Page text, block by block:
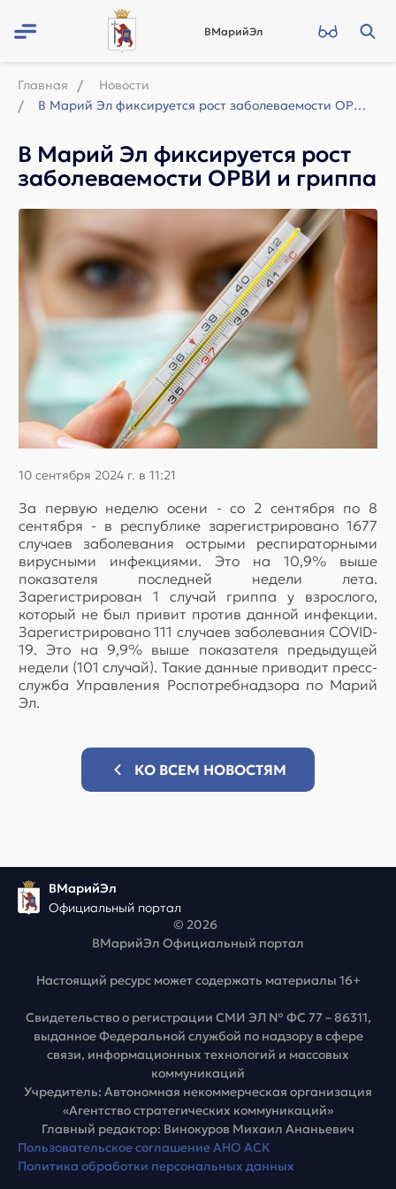
ВМарийЭл
Главная
Новости
В Марий Эл фиксируется рост заболеваемости ОРВИ и гриппа
В Марий Эл фиксируется рост
заболеваемости ОРВИ и гриппа
10 сентября 2024 г. в 11:21
За первую неделю осени - со 2 сентября по 8
сентября - в республике зарегистрировано 1677
случаев заболевания острыми респираторными
вирусными инфекциями. Это на 10,9% выше
показателя последней недели лета.
Зарегистрирован 1 случай гриппа у взрослого,
который не был привит против данной инфекции.
Зарегистрировано 111 случаев заболевания COVID-
19. Это на 9,9% выше показателя предыдущей
недели (101 случай). Такие данные приводит пресс-
служба Управления Роспотребнадзора по Марий
Эл.
КО ВСЕМ НОВОСТЯМ
ВМарийЭл
Официальный портал
© 2026
ВМарийЭл Официальный портал
Настоящий ресурс может содержать материалы 16+
Свидетельство о регистрации СМИ ЭЛ № ФС 77 – 86311,
выданное Федеральной службой по надзору в сфере
связи, информационных технологий и массовых
коммуникаций
Учредитель: Автономная некоммерческая организация
«Агентство стратегических коммуникаций»
Главный редактор: Винокуров Михаил Ананьевич
Пользовательское соглашение АНО АСК
Политика обработки персональных данных